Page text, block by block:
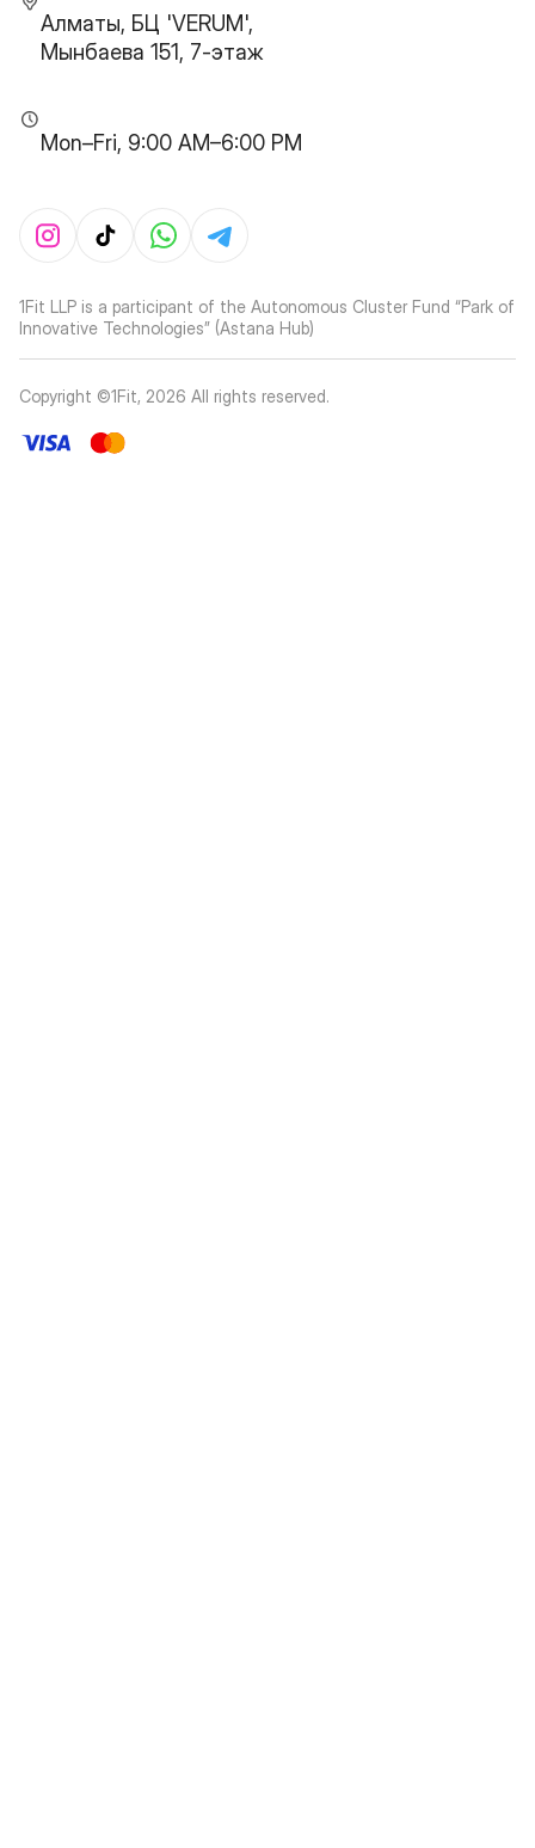
Алматы, БЦ 'VERUM',
Мынбаева 151, 7-этаж
Mon–Fri, 9:00 AM–6:00 PM
1Fit LLP is a participant of the Autonomous Cluster Fund “Park of
Innovative Technologies” (Astana Hub)
Copyright ©1Fit, 2026 All rights reserved.